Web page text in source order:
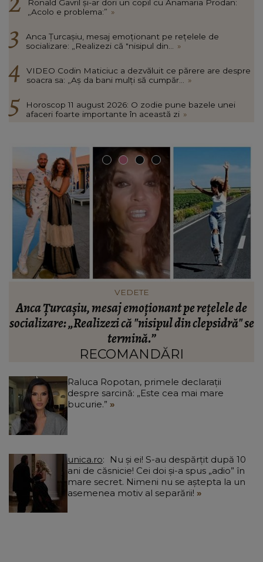
Ronald Gavril și-ar dori un copil cu Anamaria Prodan:
„Acolo e problema:” »
Anca Țurcașiu, mesaj emoționant pe rețelele de
socializare: „Realizezi că "nisipul din... »
VIDEO Codin Maticiuc a dezvăluit ce părere are despre
soacra sa: „Aș da bani mulți să cumpăr... »
Horoscop 11 august 2026: O zodie pune bazele unei
afaceri foarte importante în această zi »
VEDETE
VIDEO Codin Maticiuc a dezvăluit ce părere are
despre soacra sa: „Aș da bani mulți să cumpăr
florăria aia și să o închid.”
RECOMANDĂRI
Raluca Ropotan, primele declarații
despre sarcină: „Este cea mai mare
bucurie.”
unica.ro
ani de căsnicie! Cei doi și-a spus „adio” în
mare secret. Nimeni nu se aștepta la un
asemenea motiv al separării!